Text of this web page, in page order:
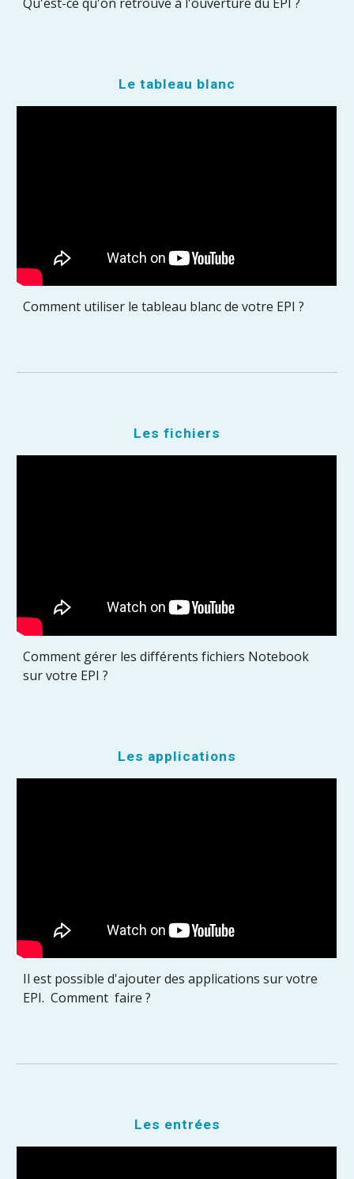
Le tableau blanc
Comment utiliser le tableau blanc de votre EPI ?
Les fichiers
Comment gérer les différents fichiers Notebook
sur votre EPI ?
Les applications
Il est possible d'ajouter des applications sur votre
EPI. Comment faire ?
Les entrées